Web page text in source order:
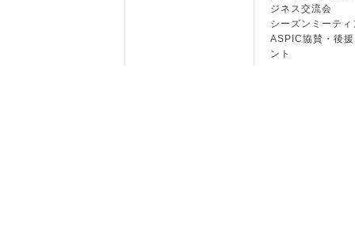
ジネス交流会
シーズンミーティ
ASPIC協賛・後
ント